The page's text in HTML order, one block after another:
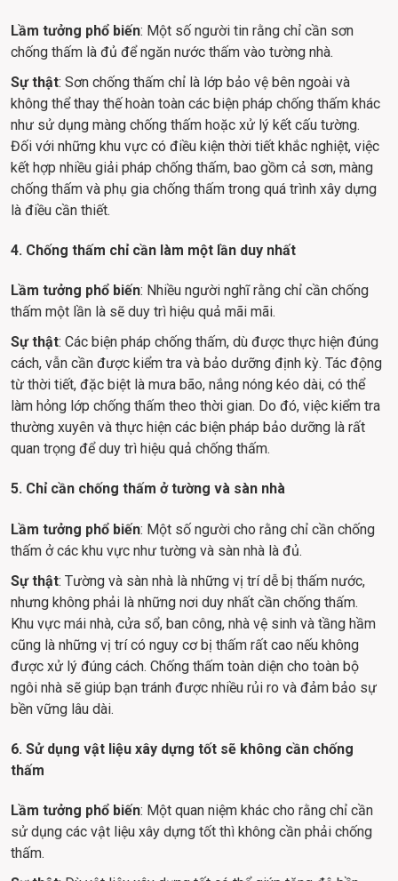
Lầm tưởng phổ biến: Một số người tin rằng chỉ cần sơn
chống thấm là đủ để ngăn nước thấm vào tường nhà.
Sự thật: Sơn chống thấm chỉ là lớp bảo vệ bên ngoài và
không thể thay thế hoàn toàn các biện pháp chống thấm khác
như sử dụng màng chống thấm hoặc xử lý kết cấu tường.
Đối với những khu vực có điều kiện thời tiết khắc nghiệt, việc
kết hợp nhiều giải pháp chống thấm, bao gồm cả sơn, màng
chống thấm và phụ gia chống thấm trong quá trình xây dựng
là điều cần thiết.
4. Chống thấm chỉ cần làm một lần duy nhất
Lầm tưởng phổ biến: Nhiều người nghĩ rằng chỉ cần chống
thấm một lần là sẽ duy trì hiệu quả mãi mãi.
Sự thật: Các biện pháp chống thấm, dù được thực hiện đúng
cách, vẫn cần được kiểm tra và bảo dưỡng định kỳ. Tác động
từ thời tiết, đặc biệt là mưa bão, nắng nóng kéo dài, có thể
làm hỏng lớp chống thấm theo thời gian. Do đó, việc kiểm tra
thường xuyên và thực hiện các biện pháp bảo dưỡng là rất
quan trọng để duy trì hiệu quả chống thấm.
5. Chỉ cần chống thấm ở tường và sàn nhà
Lầm tưởng phổ biến: Một số người cho rằng chỉ cần chống
thấm ở các khu vực như tường và sàn nhà là đủ.
Sự thật: Tường và sàn nhà là những vị trí dễ bị thấm nước,
nhưng không phải là những nơi duy nhất cần chống thấm.
Khu vực mái nhà, cửa sổ, ban công, nhà vệ sinh và tầng hầm
cũng là những vị trí có nguy cơ bị thấm rất cao nếu không
được xử lý đúng cách. Chống thấm toàn diện cho toàn bộ
ngôi nhà sẽ giúp bạn tránh được nhiều rủi ro và đảm bảo sự
bền vững lâu dài.
6. Sử dụng vật liệu xây dựng tốt sẽ không cần chống
thấm
Lầm tưởng phổ biến: Một quan niệm khác cho rằng chỉ cần
sử dụng các vật liệu xây dựng tốt thì không cần phải chống
thấm.